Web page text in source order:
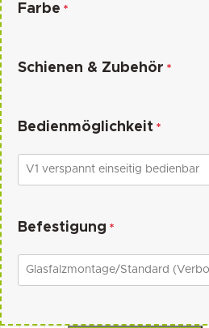
Farbe *
Schienen & Zubehör *
Bedienmöglichkeit *
Befestigung *